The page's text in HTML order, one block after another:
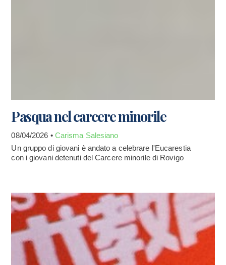
Pasqua nel carcere minorile
08/04/2026 • Carisma Salesiano
Un gruppo di giovani è andato a celebrare l'Eucarestia
con i giovani detenuti del Carcere minorile di Rovigo